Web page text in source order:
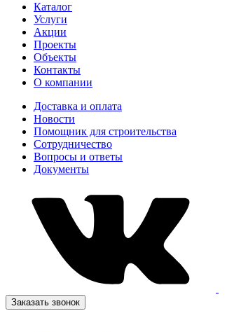
Каталог
Услуги
Акции
Проекты
Объекты
Контакты
О компании
Доставка и оплата
Новости
Помощник для строительства
Сотрудничество
Вопросы и ответы
Документы
Заказать звонок